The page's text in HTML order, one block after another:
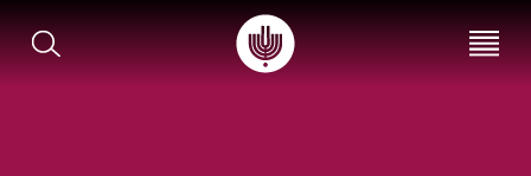
עב EN